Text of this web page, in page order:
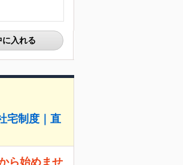
に入れる
宅制度｜直
ら始めませ